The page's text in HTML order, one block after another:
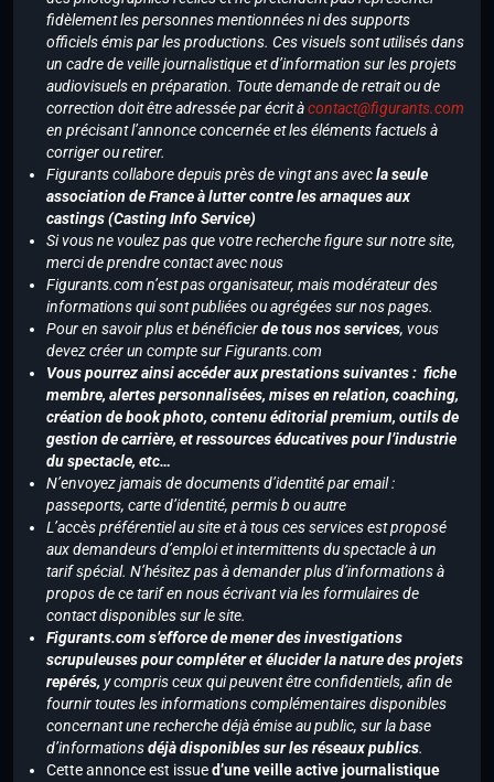
fidèlement les personnes mentionnées ni des supports
officiels émis par les productions. Ces visuels sont utilisés dans
un cadre de veille journalistique et d’information sur les projets
audiovisuels en préparation. Toute demande de retrait ou de
correction doit être adressée par écrit àcontact@figurants.com
en précisant l’annonce concernée et les éléments factuels à
corriger ou retirer.
Figurants collabore depuis près de vingt ans avecla seule
association de France à lutter contre les arnaques aux
castings (Casting Info Service)
Si vous ne voulez pas que votre recherche figure sur notre site,
merci de prendre contact avec nous
Figurants.com n’est pas organisateur, mais modérateur des
informations qui sont publiées ou agrégées sur nos pages.
Pour en savoir plus et bénéficierde tous nos services, vous
devez créer un compte sur Figurants.com
Vous pourrez ainsi accéder aux prestations suivantes : fiche
membre, alertes personnalisées, mises en relation, coaching,
création de book photo, contenu éditorial premium, outils de
gestion de carrière, et ressources éducatives pour l’industrie
du spectacle, etc…
N’envoyez jamais de documents d’identité par email :
passeports, carte d’identité, permis b ou autre
L’accès préférentiel au site et à tous ces services est proposé
aux demandeurs d’emploi et intermittents du spectacle à un
tarif spécial. N’hésitez pas à demander plus d’informations à
propos de ce tarif en nous écrivant via les formulaires de
contact disponibles sur le site.
Figurants.com s’efforce de mener des investigations
scrupuleuses pour compléter et élucider la nature des projets
repérés, y compris ceux qui peuvent être confidentiels, afin de
fournir toutes les informations complémentaires disponibles
concernant une recherche déjà émise au public, sur la base
d’informationsdéjà disponibles sur les réseaux publics.
Cette annonce est issued’une veille active journalistique